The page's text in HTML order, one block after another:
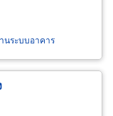
นระบบอาคาร